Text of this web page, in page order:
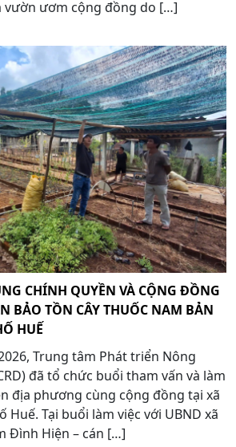
vườn ươm cộng đồng do […]
CHÍNH QUYỀN VÀ CỘNG ĐỒNG
BẢO TỒN CÂY THUỐC NAM BẢN
HUẾ
Trung tâm Phát triển Nông
đã tổ chức buổi tham vấn và làm
địa phương cùng cộng đồng tại xã
Huế. Tại buổi làm việc với UBND xã
Đình Hiện – cán […]